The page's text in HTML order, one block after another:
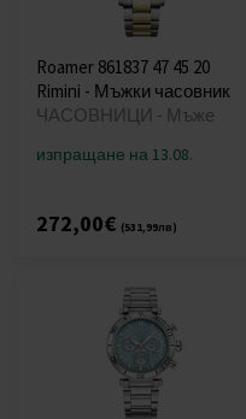
Roamer 861837 47 45 20
Rimini - Мъжки часовник
ЧАСОВНИЦИ - Мъже
изпращане на 13.08.
272,00€ (531,99лв)